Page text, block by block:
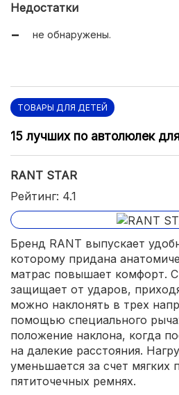
Недостатки
не обнаружены.
ТОВАРЫ ДЛЯ ДЕТЕЙ
15 лучших по автолюлек
RANT STAR
Рейтинг: 4.1
Бренд RANT выпускает
которому придана
матрас повышает комфорт.
защищает от ударов,
можно наклонять в трех
помощью специального
положение наклона, когда
на далекие расстояния.
уменьшается за счет мягких
пятиточечных ремнях.